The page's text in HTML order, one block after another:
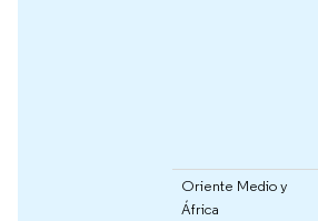
Oriente Medio y
África